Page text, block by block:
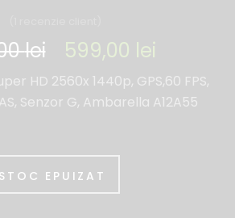
lei 599,00 lei
HD 2560x 1440p, GPS,60 FPS,
Senzor G, Ambarella A12A55
STOC EPUIZAT